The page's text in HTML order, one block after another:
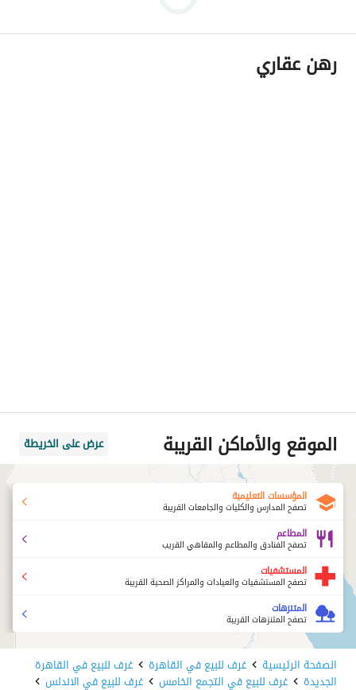
رهن عقاري
الموقع والأماكن القريبة عرض على الخريطة
المؤسسات التعليمية
تصفح المدارس والكليات والجامعات القريبة
المطاعم
تصفح الفنادق والمطاعم والمقاهي القريب
المستشفيات
تصفح المستشفيات والعيادات والمراكز الصحية القريبة
المتنزهات
تصفح المتنزهات القريبة
الصفحة الرئيسية غرف للبيع في القاهرة غرف للبيع في القاهرة
الجديدة غرف للبيع في التجمع الخامس غرف للبيع في الاندلس